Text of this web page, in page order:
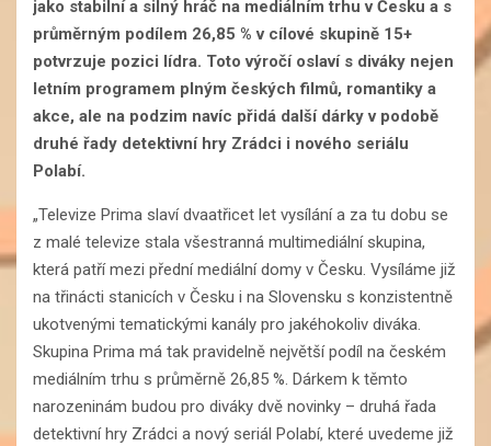
jako stabilní a silný hráč na mediálním trhu v Česku a s
průměrným podílem 26,85 % v cílové skupině 15+
potvrzuje pozici lídra. Toto výročí oslaví s diváky nejen
letním programem plným českých filmů, romantiky a
akce, ale na podzim navíc přidá další dárky v podobě
druhé řady detektivní hry Zrádci i nového seriálu
Polabí.
„Televize Prima slaví dvaatřicet let vysílání a za tu dobu se
z malé televize stala všestranná multimediální skupina,
která patří mezi přední mediální domy v Česku. Vysíláme již
na třinácti stanicích v Česku i na Slovensku s konzistentně
ukotvenými tematickými kanály pro jakéhokoliv diváka.
Skupina Prima má tak pravidelně největší podíl na českém
mediálním trhu s průměrně 26,85 %. Dárkem k těmto
narozeninám budou pro diváky dvě novinky – druhá řada
detektivní hry Zrádci a nový seriál Polabí, které uvedeme již